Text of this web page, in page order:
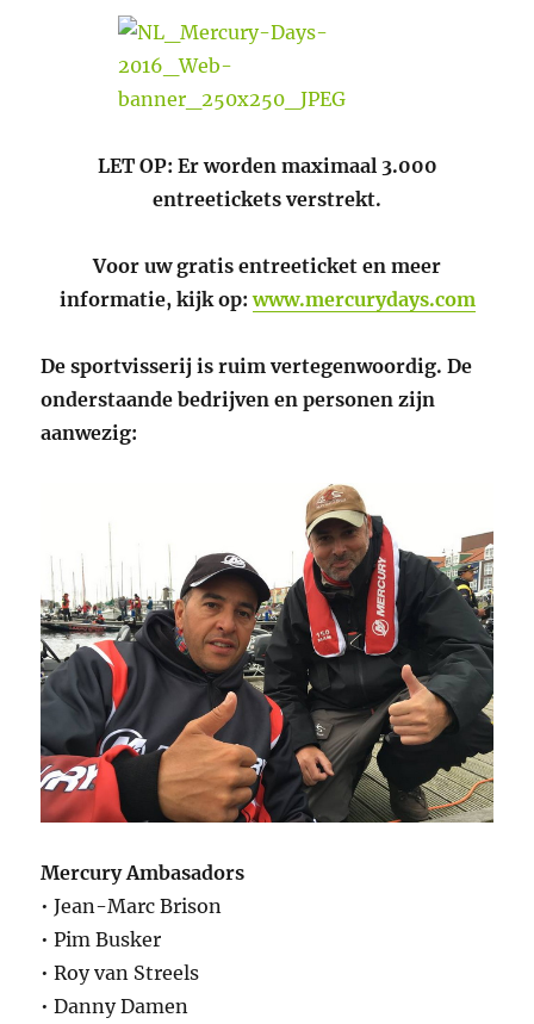
LET OP: Er worden maximaal 3.000
entreetickets verstrekt.
Voor uw gratis entreeticket en meer
informatie, kijk op:www.mercurydays.com
De sportvisserij is ruim vertegenwoordig. De
onderstaande bedrijven en personen zijn
aanwezig:
Mercury Ambasadors
• Jean-Marc Brison
• Pim Busker
• Roy van Streels
• Danny Damen